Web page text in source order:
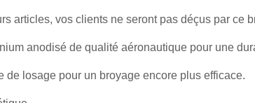
articles, vos clients ne seront pas déçus par ce
anodisé de qualité aéronautique pour une
de losage pour un broyage encore plus efficace.